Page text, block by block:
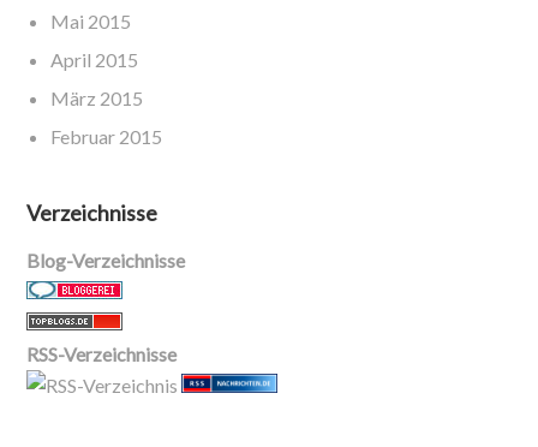
Mai 2015
April 2015
März 2015
Februar 2015
Verzeichnisse
Blog-Verzeichnisse
RSS-Verzeichnisse